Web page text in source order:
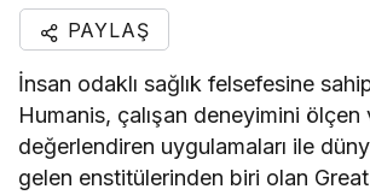
PAYLAŞ
İnsan odaklı sağlık felsefesine
Humanis, çalışan deneyimini ölçen
değerlendiren uygulamaları ile
gelen enstitülerinden biri olan